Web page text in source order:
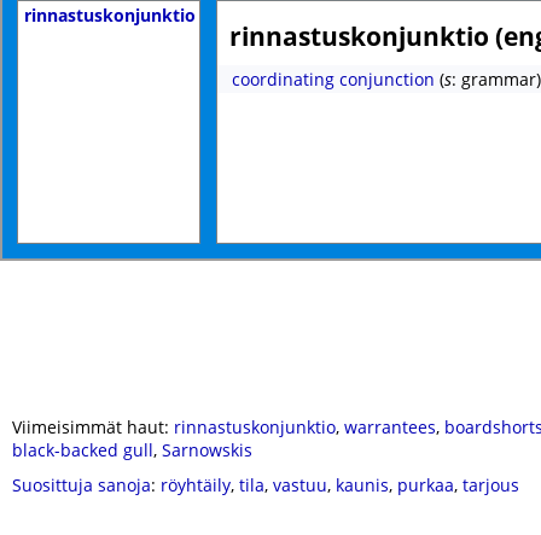
rinnastuskonjunktio
rinnastuskonjunktio
coordinating conjunction (s: grammar)
Viimeisimmät haut: rinnastuskonjunktio, warrantees,
black-backed gull, Sarnowskis
Suosittuja sanoja: röyhtäily, tila, vastuu, kaunis, purkaa, tarjous